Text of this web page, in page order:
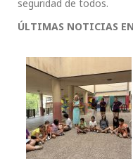
seguridad de todos.
ÚLTIMAS NOTICIAS